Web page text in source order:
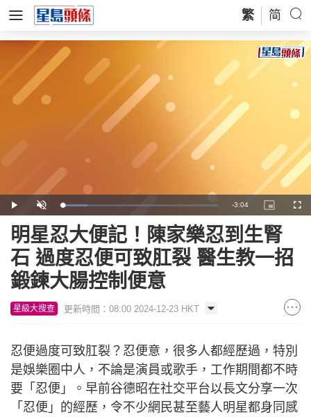
繁 简
Play Unmute Loaded:
16.10%
Remaining
Time
-3:04
Picture-
in-
明星忍大便記！陳家樂忍到生腎
石 過度忍便可致肛裂 醫生教一招
鍛鍊大腸控制便意
星級大搜查 更新時間：08:00 2024-12-23 HKT
忍便過度可致肛裂？忍便意，很多人都經歷過，特別
是娛樂圈中人，不論是演員或歌手，工作期間都不時
要「忍便」。早前谷德昭在社交平台以長文分享一次
「忍便」的經歷，令不少網民甚至藝人明星都身同感